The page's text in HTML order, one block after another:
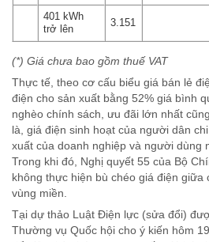
401 kWh
trở lên
3.151
(*) Giá chưa bao gồm thuế VAT
Thực tế, theo cơ cấu biểu giá bán lẻ
điện cho sản xuất bằng 52% giá bình
nghèo chính sách, ưu đãi lớn nhất
là, giá điện sinh hoạt của người dân
xuất của doanh nghiệp và người dùng
Trong khi đó, Nghị quyết 55 của Bộ
không thực hiện bù chéo giá điện giữa
vùng miền.
Tại dự thảo Luật Điện lực (sửa đổi)
Thường vụ Quốc hội cho ý kiến hôm